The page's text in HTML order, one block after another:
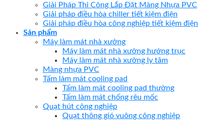
Giải Pháp Thi Công Lắp Đặt Màng Nhựa PVC
Giải pháp điều hòa chiller tiết kiệm điện
Giải pháp điều hòa công nghiệp tiết kiệm điện
Sản phẩm
Máy làm mát nhà xưởng
Máy làm mát nhà xưởng hướng trục
Máy làm mát nhà xưởng ly tâm
Màng nhựa PVC
Tấm làm mát cooling pad
Tấm làm mát cooling pad thường
Tấm làm mát chống rêu mốc
Quạt hút công nghiệp
Quạt thông gió vuông công nghiệp